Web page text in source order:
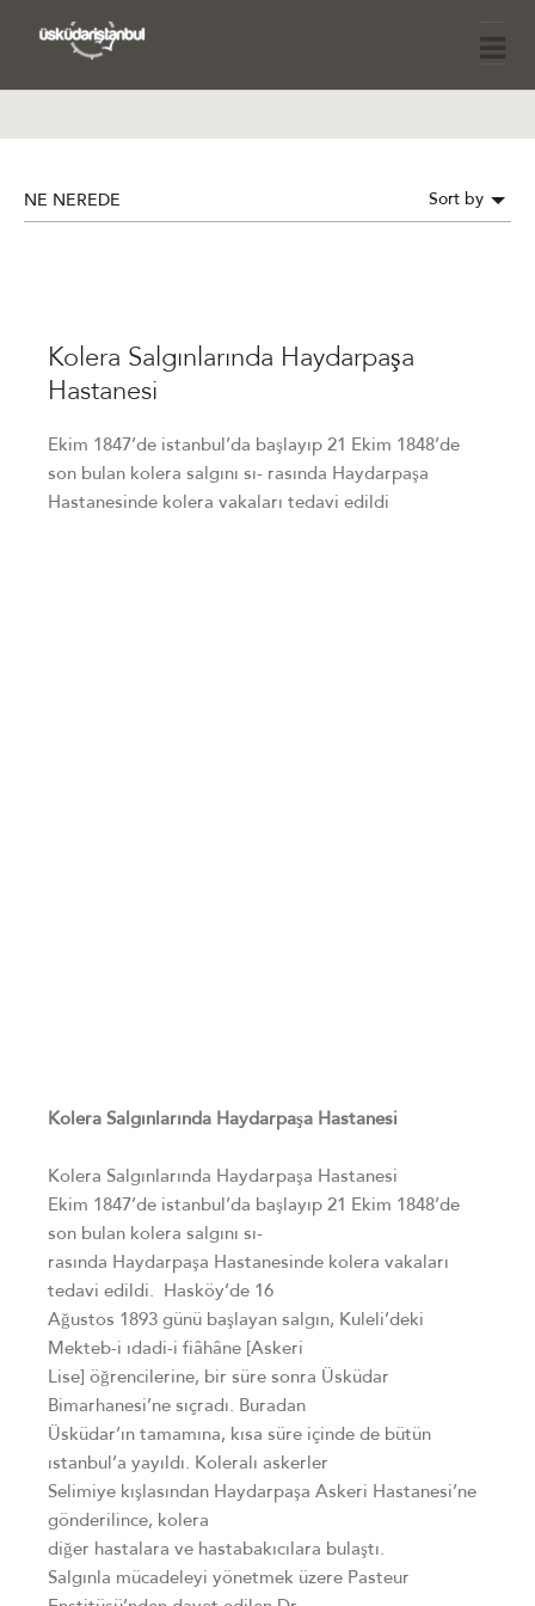
NE NEREDE Sort by
Kolera Salgınlarında Haydarpaşa
Hastanesi
Ekim 1847’de istanbul’da başlayıp 21 Ekim 1848’de
son bulan kolera salgını sı- rasında Haydarpaşa
Hastanesinde kolera vakaları tedavi edildi
Kolera Salgınlarında Haydarpaşa Hastanesi
Kolera Salgınlarında Haydarpaşa Hastanesi
Ekim 1847’de istanbul’da başlayıp 21 Ekim 1848’de
son bulan kolera salgını sı-
rasında Haydarpaşa Hastanesinde kolera vakaları
tedavi edildi. Hasköy’de 16
Ağustos 1893 günü başlayan salgın, Kuleli’deki
Mekteb-i ıdadi-i fiâhâne [Askeri
Lise] öğrencilerine, bir süre sonra Üsküdar
Bimarhanesi’ne sıçradı. Buradan
Üsküdar’ın tamamına, kısa süre içinde de bütün
ıstanbul’a yayıldı. Koleralı askerler
Selimiye kışlasından Haydarpaşa Askeri Hastanesi’ne
gönderilince, kolera
diğer hastalara ve hastabakıcılara bulaştı.
Salgınla mücadeleyi yönetmek üzere Pasteur